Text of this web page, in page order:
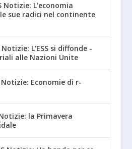
Notizie: L'economia
sue radici nel continente
Notizie: L'ESS si diffonde -
alle Nazioni Unite
Notizie: Economie di r-
Notizie: la Primavera